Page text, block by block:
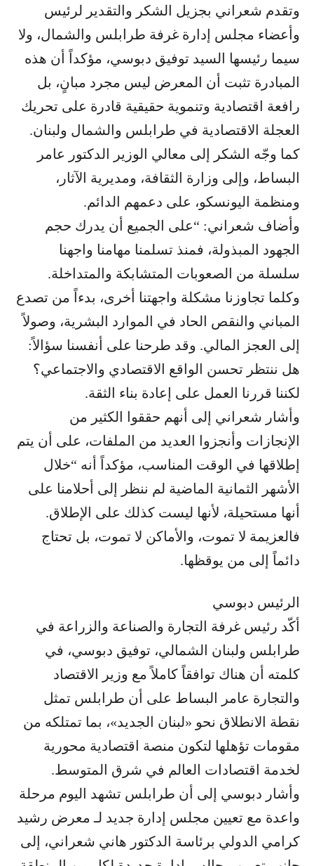
وتقدم شعراني بجزيل الشكر والتقدير لرئيس
وأعضاء مجلس إدارة غرفة طرابلس والشمال، ولا
سيما رئيسها السيد توفيق دبوسي، مؤكداً أن هذه
المبادرة تثبت أن المعرض ليس مجرد مبانٍ، بل
رافعة اقتصادية وتنموية حقيقية قادرة على تحريك
العجلة الاقتصادية في طرابلس والشمال ولبنان.
كما وجّه الشكر إلى معالي الوزير الدكتور عامر
البساط، وإلى وزارة الثقافة، ومديرية الآثار،
ومنظمة اليونسكو، على دعمهم الدائم.
وأضاف شعراني: “على الجميع أن يدرك حجم
الجهود المبذولة، فمنذ تسلمنا مهامنا واجهنا
سلسلة من الصعوبات المتشابكة والمتداخلة.
وكلما تجاوزنا مشكلة واجهتنا أخرى، بدءاً من تصدع
المباني والنقص الحاد في الموارد البشرية، وصولاً
إلى العجز المالي. وقد طرحنا على أنفسنا سؤالاً:
هل ننتظر تحسن الواقع الاقتصادي والاجتماعي؟
لكننا قررنا العمل على إعادة بناء الثقة.
وأشار شعراني إلى أنهم حققوا الكثير من
الإنجازات وأنجزوا العديد من الملفات، على أن يتم
إطلاقها في الوقت المناسب، مؤكداً أنه “خلال
الأشهر الثمانية الماضية لم ننظر إلى أحلامنا على
أنها مستحيلة، لأنها ليست كذلك على الإطلاق.
فالعزيمة لا تموت، والأماكن لا تموت، بل تحتاج
دائماً إلى من يوقظها.
الرئيس دبوسي
أكّد رئيس غرفة التجارة والصناعة والزراعة في
طرابلس ولبنان الشمالي، توفيق دبوسي، في
كلمته أن هناك توافقاً كاملاً مع وزير الاقتصاد
والتجارة عامر البساط على أن طرابلس تمثل
نقطة الانطلاق نحو «لبنان الجديد»، بما تمتلكه من
مقومات تؤهلها لتكون منصة اقتصادية محورية
لخدمة اقتصادات العالم في شرق المتوسط.
وأشار دبوسي إلى أن طرابلس تشهد اليوم مرحلة
واعدة مع تعيين مجلس إدارة جديد لـ معرض رشيد
كرامي الدولي برئاسة الدكتور هاني شعراني، إلى